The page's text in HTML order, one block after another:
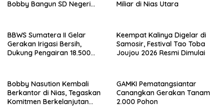
Bobby Bangun SD Negeri
Miliar di Nias Utara
BBWS Sumatera II Gelar
Gerakan Irigasi Bersih,
Dukung Pengairan 18.500
Keempat Kalinya Digelar di
Samosir, Festival Tao Toba
Joujou 2026 Resmi Dimulai
Bobby Nasution Kembali
Berkantor di Nias, Tegaskan
Komitmen Berkelanjutan
GAMKI Pematangsiantar
Canangkan Gerakan Tanam
2.000 Pohon